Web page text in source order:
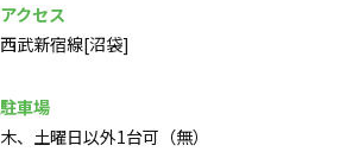
アクセス
西武新宿線[沼袋]
駐車場
木、土曜日以外1台可（無）